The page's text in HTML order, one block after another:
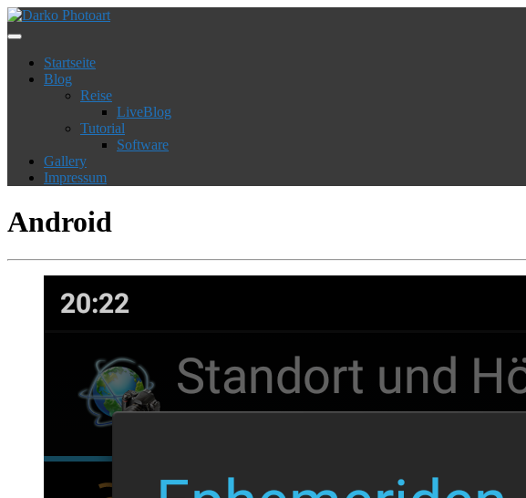
Startseite
Blog
Reise
LiveBlog
Tutorial
Software
Gallery
Impressum
Android